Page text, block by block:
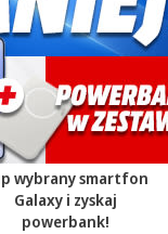
wybrany smartfon
Galaxy i zyskaj
powerbank!